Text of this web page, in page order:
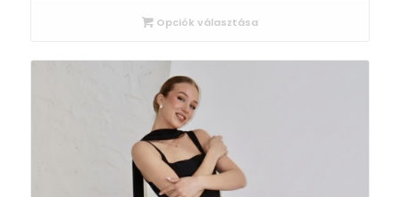
Opciók választása